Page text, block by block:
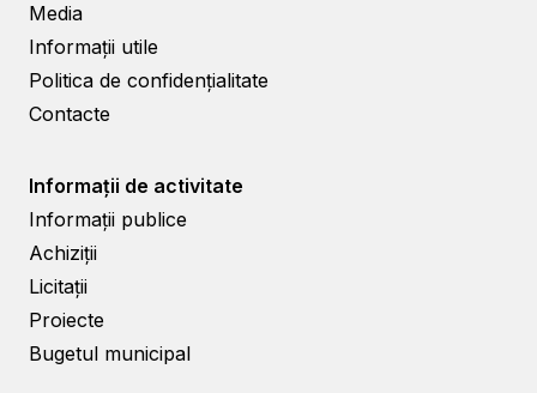
Media
Informații utile
Politica de confidențialitate
Contacte
Informații de activitate
Informații publice
Achiziții
Licitații
Proiecte
Bugetul municipal